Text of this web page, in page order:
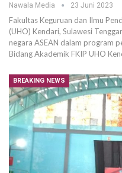
Nawala Media 23 Juni 2023
Fakultas Keguruan dan Ilmu
(UHO) Kendari, Sulawesi
negara ASEAN dalam program
Bidang Akademik FKIP UHO
BREAKING NEWS